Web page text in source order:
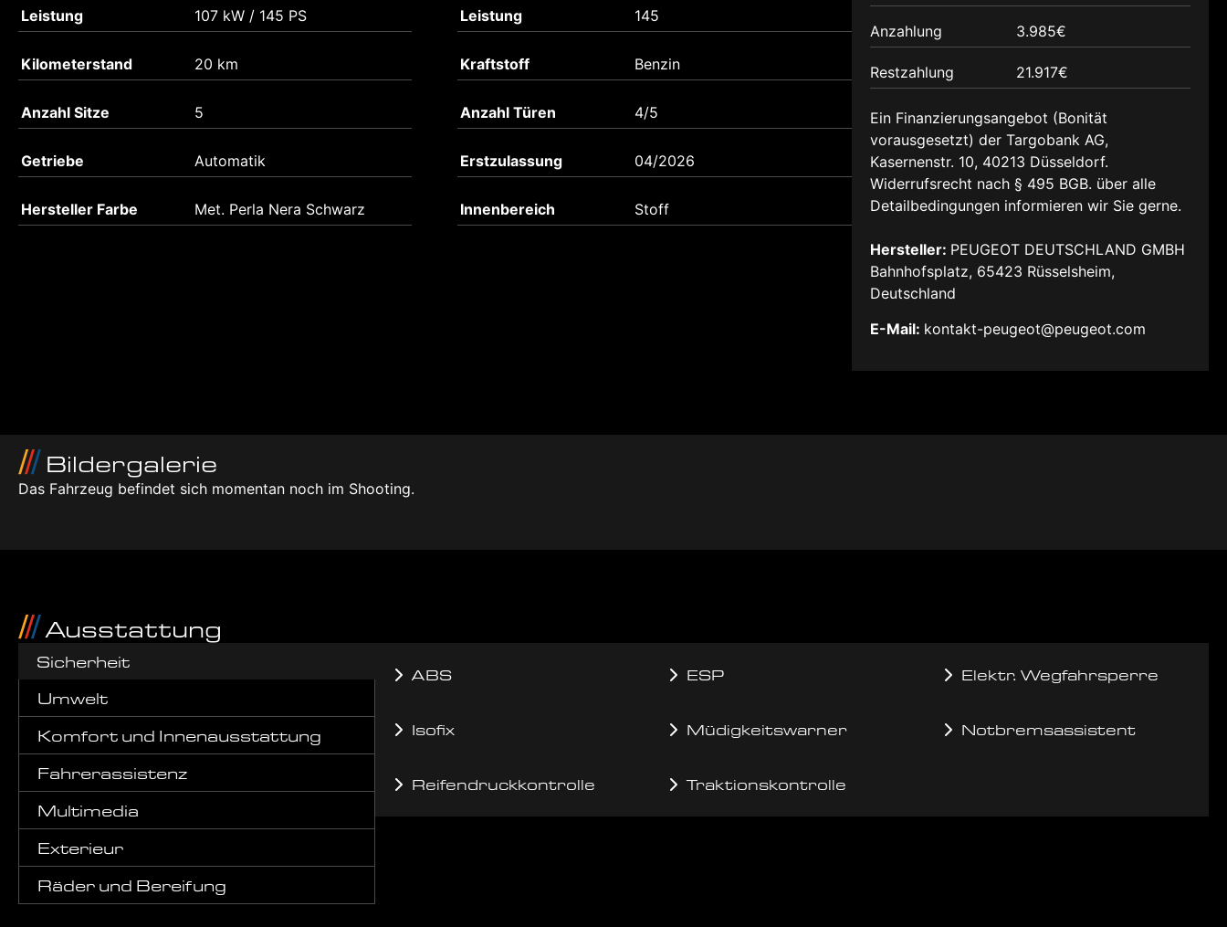
Leistung 107 kW / 145 PS Leistung 145
Kilometerstand 20 km Kraftstoff Benzin
Anzahl Sitze 5 Anzahl Türen 4/5
Getriebe Automatik Erstzulassung 04/2026
Hersteller Farbe Met. Perla Nera Schwarz Innenbereich Stoff
Anzahlung 3.985€
Restzahlung 21.917€
Ein Finanzierungsangebot (Bonität
vorausgesetzt) der Targobank AG,
Kasernenstr. 10, 40213 Düsseldorf.
Widerrufsrecht nach § 495 BGB. über alle
Detailbedingungen informieren wir Sie gerne.
Hersteller: PEUGEOT DEUTSCHLAND GMBH
Bahnhofsplatz, 65423 Rüsselsheim,
Deutschland
E-Mail: kontakt-peugeot@peugeot.com
Bildergalerie
Das Fahrzeug befindet sich momentan noch im Shooting.
Ausstattung
Sicherheit
Umwelt
Komfort und Innenausstattung
Fahrerassistenz
Multimedia
Exterieur
Räder und Bereifung
ABS ESP Elektr. Wegfahrsperre
Isofix Müdigkeitswarner Notbremsassistent
Reifendruckkontrolle Traktionskontrolle